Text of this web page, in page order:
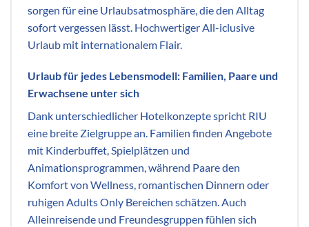
sorgen für eine Urlaubsatmosphäre, die den Alltag
sofort vergessen lässt. Hochwertiger All-iclusive
Urlaub mit internationalem Flair.
Urlaub für jedes Lebensmodell: Familien, Paare und
Erwachsene unter sich
Dank unterschiedlicher Hotelkonzepte spricht RIU
eine breite Zielgruppe an. Familien finden Angebote
mit Kinderbuffet, Spielplätzen und
Animationsprogrammen, während Paare den
Komfort von Wellness, romantischen Dinnern oder
ruhigen Adults Only Bereichen schätzen. Auch
Alleinreisende und Freundesgruppen fühlen sich